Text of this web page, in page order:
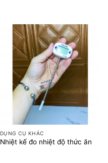
DỤNG CỤ KHÁC
Nhiệt kế đo nhiệt độ thức ăn